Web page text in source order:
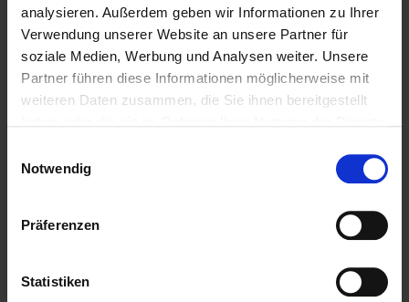
analysieren. Außerdem geben wir Informationen zu Ihrer
Verwendung unserer Website an unsere Partner für
soziale Medien, Werbung und Analysen weiter. Unsere
Partner führen diese Informationen möglicherweise mit
weiteren Daten zusammen, die Sie ihnen bereitgestellt
Notwendig
Präferenzen
Statistiken
Weitere Biere des Bierstils
Dunkles